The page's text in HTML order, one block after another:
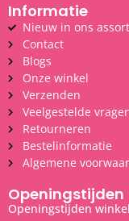
Informatie
Nieuw in ons
Contact
Blogs
Onze winkel
Verzenden
Veelgestelde
Retourneren
Bestelinformatie
Algemene
Openingstijden
Openingstijden